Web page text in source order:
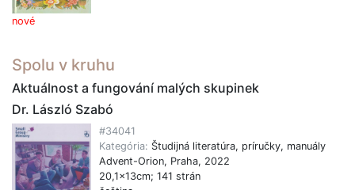
nové
Spolu v kruhu
Aktuálnost a fungování malých skupinek
Dr. László Szabó
#34041
Kategória: Študijná literatúra, príručky, manuály
Advent-Orion, Praha, 2022
20,1x13cm; 141 strán